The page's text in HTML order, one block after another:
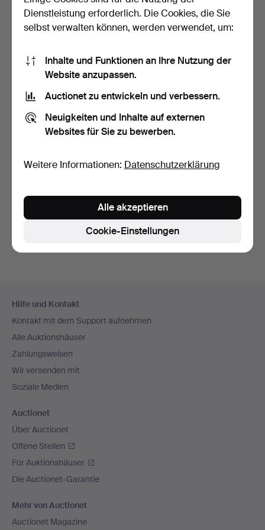
Teile, Italien 1…
Sie können auch in
Beendete Auktionen aus unserem
Navigation
Hilfe und Kontakt
Kontakt mit dem Support aufnehmen
Alle Auktionshäuser
Zahlungsweisen
Wir versenden mit
Soziale Medien
Auctionet
Über Auctionet
Offene Stellen
Für Auktionshäuser
Die Auctionet-Garantie
Mehr von Auctionet
Auctionet Magazine
Dienstleistung erforderlich. Die Cookies, die Sie
selbst verwalten können, werden verwendet, um:
Inhalte und Funktionen an Ihre Nutzung der
Website anzupassen.
Auctionet zu entwickeln und verbessern.
Neuigkeiten und Inhalte auf externen
Websites für Sie zu bewerben.
Weitere Informationen: Datenschutzerklärung
Cookie-Einstellungen
Alle akzeptieren